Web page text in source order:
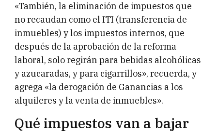
«También, la eliminación de impuestos que
no recaudan como el ITI (transferencia de
inmuebles) y los impuestos internos, que
después de la aprobación de la reforma
laboral, solo regirán para bebidas alcohólicas
y azucaradas, y para cigarrillos», recuerda, y
agrega «la derogación de Ganancias a los
alquileres y la venta de inmuebles».
Qué impuestos van a bajar